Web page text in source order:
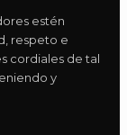
estén
respeto e
cordiales de tal
y